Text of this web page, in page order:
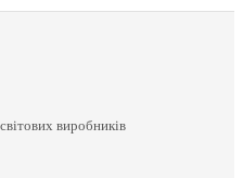
виробників